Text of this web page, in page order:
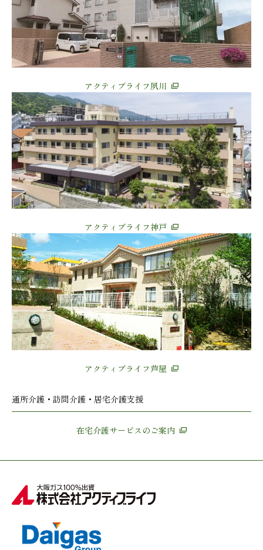
アクティブライフ夙川
アクティブライフ神戸
アクティブライフ芦屋
通所介護・訪問介護・居宅介護支援
在宅介護サービスのご案内